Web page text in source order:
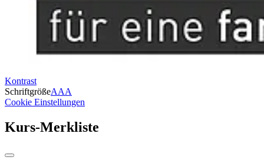
Kontrast
SchriftgrößeAAA
Cookie Einstellungen
Kurs-Merkliste